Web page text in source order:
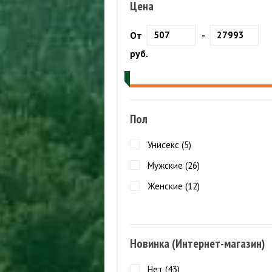
Куртки ветрозащитные
Куртки утепленные
БРЮКИ
Шорты
Брюки ветрозащитные
Брюки утепленные
ПАЛАТКИ
ТУРИСТИЧЕСКИЕ КОВРИКИ
СПАЛЬНЫЕ МЕШКИ
Цена
От
-
руб.
Пол
Унисекс (5)
Мужские (26)
Женские (12)
Новинка (Интернет-магазин)
Нет (43)